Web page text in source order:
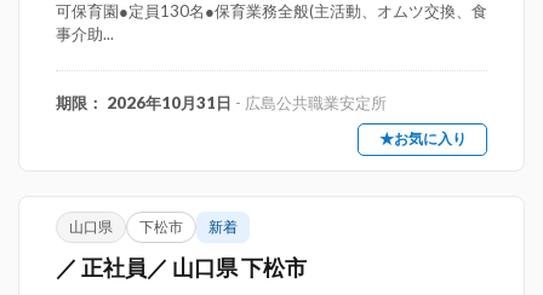
可保育園●定員130名●保育業務全般(主活動、オムツ交換、食
事介助...
期限： 2026年10月31日 - 広島公共職業安定所
★お気に入り
山口県 下松市 新着
／ 正社員／ 山口県 下松市